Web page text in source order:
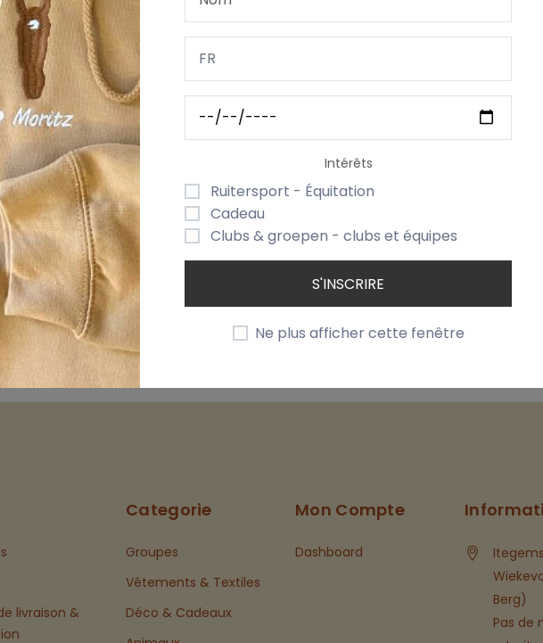
tendre et personnalisé. Haute d’environ 30 cm assise, elle est douce,
choix. Le T-shirt se ferme facilement avec du velcro dans le dos et est
articles bébé de la marque Funnies, idéal pour créer un joli coffret de
livraison &
Categorie
Groupes
Vêtements & Textiles
Déco & Cadeaux
Mon Compte
Dashboard
Berg)
Pas de
Intérêts
Ruitersport - Équitation
Cadeau
Clubs & groepen - clubs et équipes
S'INSCRIRE
Ne plus afficher cette fenêtre